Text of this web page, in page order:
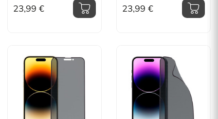
23,99 € 23,99 €